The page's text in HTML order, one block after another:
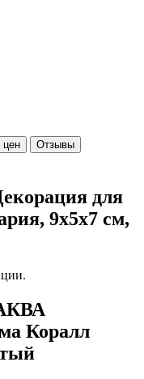
цен
Отзывы
для
9x5x7 см,
Коралл